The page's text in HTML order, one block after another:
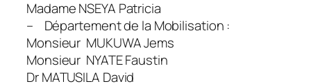
Madame NSEYA Patricia
– Département de la Mobilisation :
Monsieur MUKUWA Jems
Monsieur NYATE Faustin
Dr MATUSILA David